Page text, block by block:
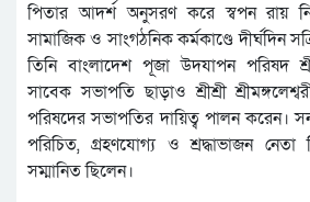
পিতার আদর্শ অনুসরণ করে স্বপন রায়
সামাজিক ও সাংগঠনিক কর্মকাণ্ডে দীর্ঘদিন
তিনি বাংলাদেশ পূজা উদযাপন পরিষদ
সাবেক সভাপতি ছাড়াও শ্রীশ্রী
পরিষদের সভাপতির দায়িত্ব পালন করেন।
পরিচিত, গ্রহণযোগ্য ও শ্রদ্ধাভাজন নেতা
সম্মানিত ছিলেন।